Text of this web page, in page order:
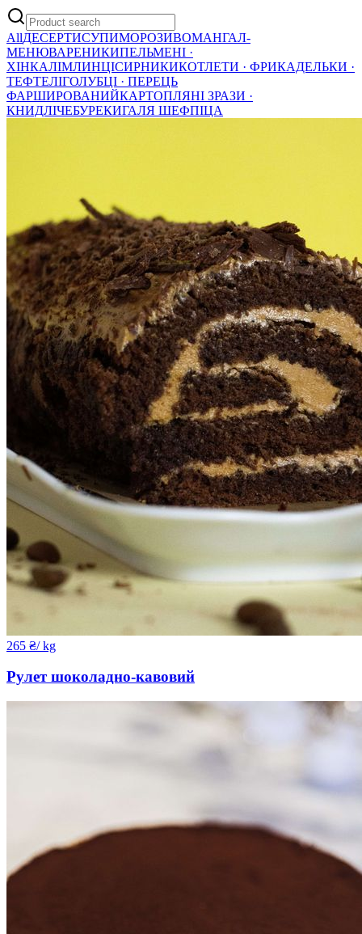
AllДЕСЕРТИСУПИМОРОЗИВОМАНГАЛ-
МЕНЮВАРЕНИКИПЕЛЬМЕНІ ·
ХІНКАЛІМЛИНЦІСИРНИКИКОТЛЕТИ · ФРИКАДЕЛЬКИ ·
ТЕФТЕЛІГОЛУБЦІ · ПЕРЕЦЬ
ФАРШИРОВАНИЙКАРТОПЛЯНІ ЗРАЗИ ·
КНИДЛІЧЕБУРЕКИГАЛЯ ШЕФПІЦА
265 ₴/ kg
Рулет шоколадно-кавовий